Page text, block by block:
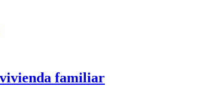
vivienda familiar